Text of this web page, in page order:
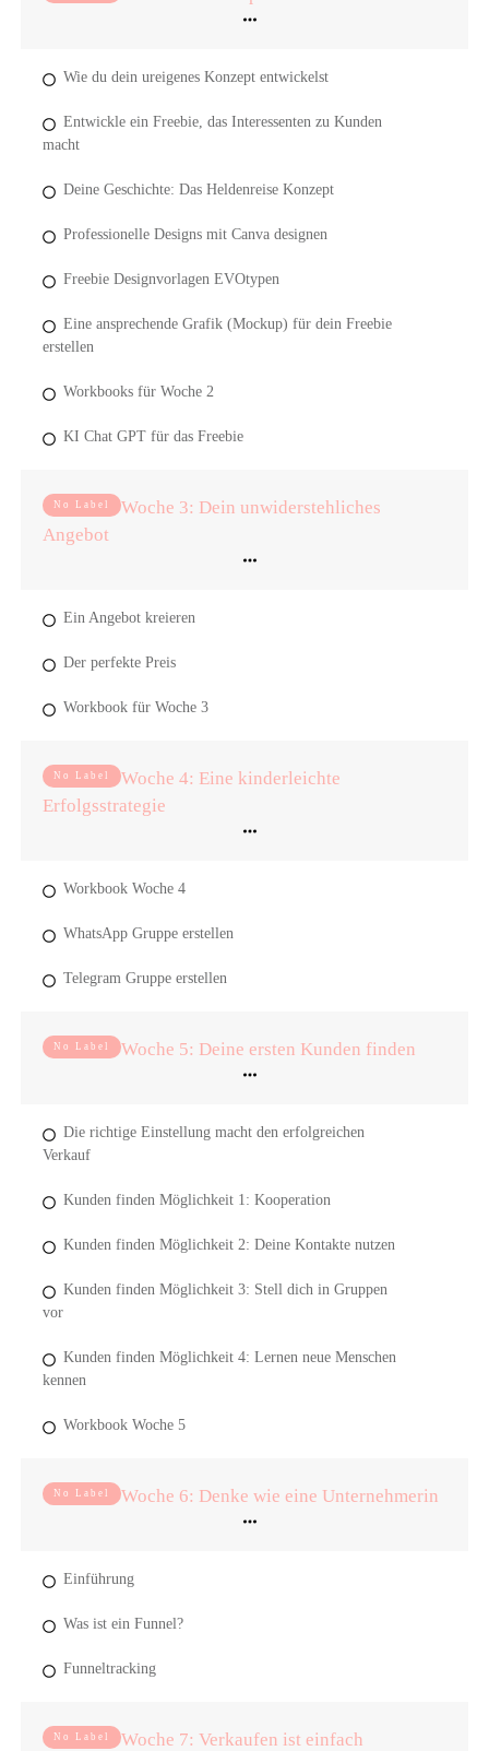
Wie du dein ureigenes Konzept entwickelst
Entwickle ein Freebie, das Interessenten zu Kunden
macht
Deine Geschichte: Das Heldenreise Konzept
Professionelle Designs mit Canva designen
Freebie Designvorlagen EVOtypen
Eine ansprechende Grafik (Mockup) für dein Freebie
erstellen
Workbooks für Woche 2
KI Chat GPT für das Freebie
No Label
Woche 3: Dein unwiderstehliches
Angebot
Ein Angebot kreieren
Der perfekte Preis
Workbook für Woche 3
No Label
Woche 4: Eine kinderleichte
Erfolgsstrategie
Workbook Woche 4
WhatsApp Gruppe erstellen
Telegram Gruppe erstellen
No Label Woche 5: Deine ersten Kunden finden
Die richtige Einstellung macht den erfolgreichen
Verkauf
Kunden finden Möglichkeit 1: Kooperation
Kunden finden Möglichkeit 2: Deine Kontakte nutzen
Kunden finden Möglichkeit 3: Stell dich in Gruppen
vor
Kunden finden Möglichkeit 4: Lernen neue Menschen
kennen
Workbook Woche 5
No Label Woche 6: Denke wie eine Unternehmerin
Einführung
Was ist ein Funnel?
Funneltracking
No Label Woche 7: Verkaufen ist einfach